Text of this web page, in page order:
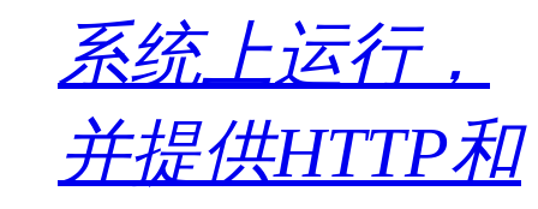
系统上运行，
并提供HTTP和